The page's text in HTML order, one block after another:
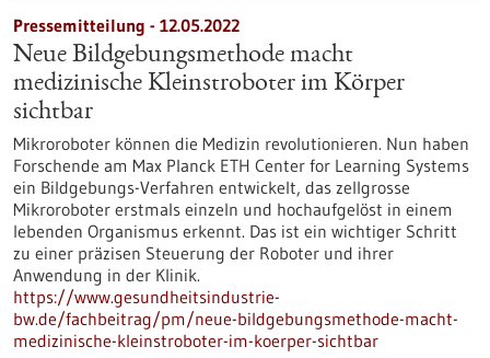
Pressemitteilung - 12.05.2022
Neue Bildgebungsmethode macht
medizinische Kleinstroboter im Körper
sichtbar
Mikroroboter können die Medizin revolutionieren. Nun haben
Forschende am Max Planck ETH Center for Learning Systems
ein Bildgebungs-Verfahren entwickelt, das zellgrosse
Mikroroboter erstmals einzeln und hochaufgelöst in einem
lebenden Organismus erkennt. Das ist ein wichtiger Schritt
zu einer präzisen Steuerung der Roboter und ihrer
Anwendung in der Klinik.
https://www.gesundheitsindustrie-
bw.de/fachbeitrag/pm/neue-bildgebungsmethode-macht-
medizinische-kleinstroboter-im-koerper-sichtbar